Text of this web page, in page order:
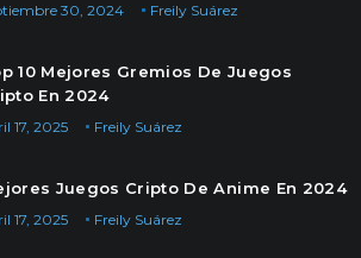
Freily Suárez
30, 2024
10 Mejores Gremios De Juegos
En 2024
Freily Suárez
17, 2025
Juegos Cripto De Anime En 2024
Freily Suárez
17, 2025